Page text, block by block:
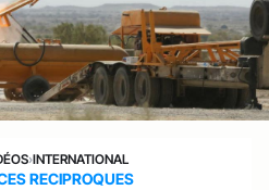
›INTERNATIONAL
RECIPROQUES